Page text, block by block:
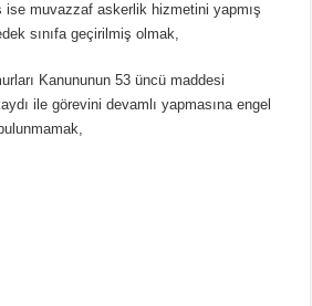
ise muvazzaf askerlik hizmetini yapmış
sınıfa geçirilmiş olmak,
Kanununun 53 üncü maddesi
ile görevini devamlı yapmasına engel